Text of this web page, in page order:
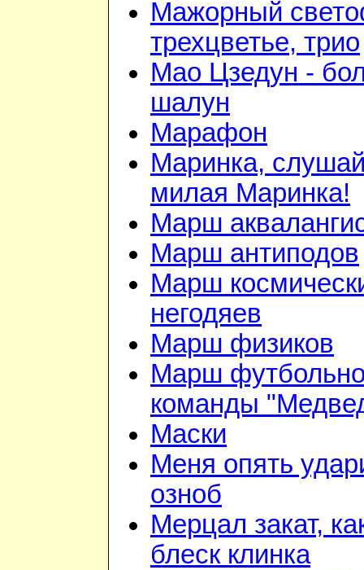
Мажорный
трехцветье, трио
Мао Цзедун -
шалун
Марафон
Маринка,
милая Маринка!
Марш
Марш антиподов
Марш
негодяев
Марш физиков
Марш
команды
Маски
Меня опять
озноб
Мерцал закат,
блеск клинка